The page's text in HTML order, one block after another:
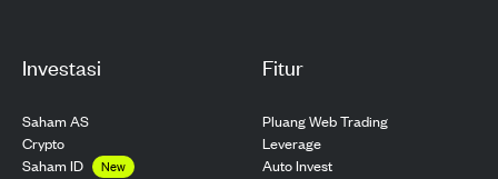
Investasi
Saham AS
Crypto
Saham ID
New
Fitur
Pluang Web Trading
Leverage
Auto Invest